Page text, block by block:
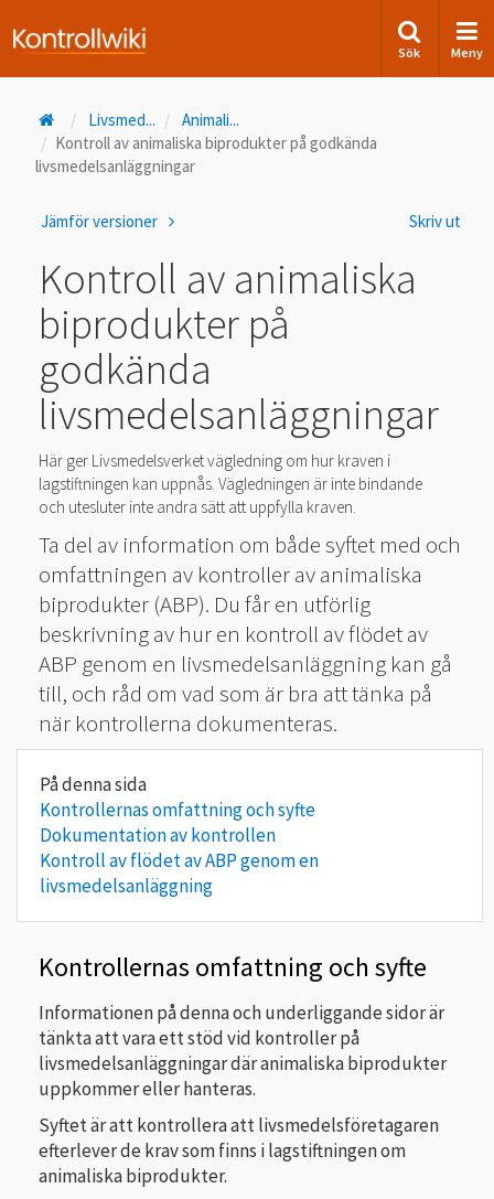
Sök Meny
Livsmed... Animali...
Kontroll av animaliska biprodukter på godkända
livsmedelsanläggningar
Skriv ut
Jämför versioner
Kontroll av animaliska
biprodukter på
godkända
livsmedelsanläggningar
Här ger Livsmedelsverket vägledning om hur kraven i
lagstiftningen kan uppnås. Vägledningen är inte bindande
och utesluter inte andra sätt att uppfylla kraven.
Ta del av information om både syftet med och
omfattningen av kontroller av animaliska
biprodukter (ABP). Du får en utförlig
beskrivning av hur en kontroll av flödet av
ABP genom en livsmedelsanläggning kan gå
till, och råd om vad som är bra att tänka på
när kontrollerna dokumenteras.
Kontrollernas omfattning och syfte
Dokumentation av kontrollen
Kontroll av flödet av ABP genom en
livsmedelsanläggning
Kontrollernas omfattning och syfte
Informationen på denna och underliggande sidor är
tänkta att vara ett stöd vid kontroller på
livsmedelsanläggningar där animaliska biprodukter
uppkommer eller hanteras.
Syftet är att kontrollera att livsmedelsföretagaren
efterlever de krav som finns i lagstiftningen om
animaliska biprodukter.